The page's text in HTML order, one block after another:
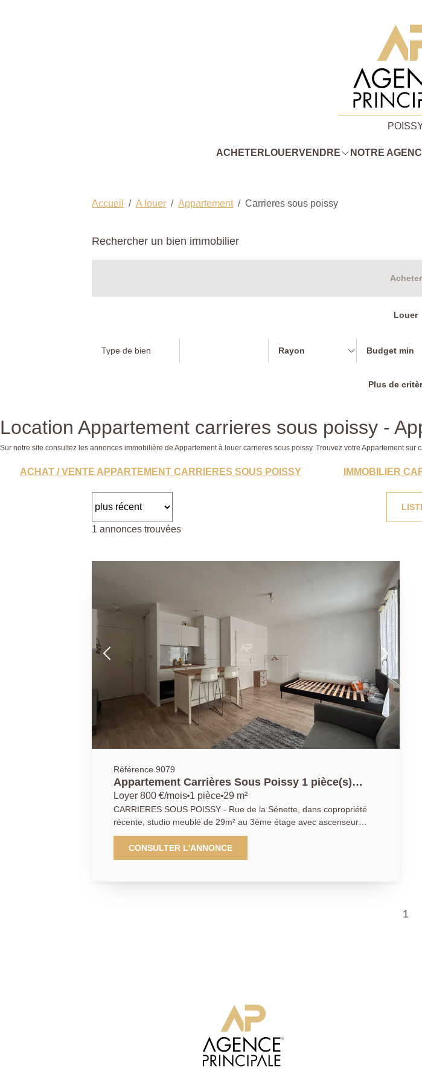
ACHETER LOUERVENDRE NOTRE
Accueil A louer Appartement Carrieres sous poissy
Rechercher un bien immobilier
Acheter
Louer
Rayon
Plus de
Location Appartement carrieres sous poissy -
Sur notre site consultez les annonces immobilière de Appartement à louer carrieres sous poissy. Trouvez votre Appartement
ACHAT / VENTE APPARTEMENT CARRIERES SOUS POISSY IMMOBILIER
1 annonces trouvées
Référence 9079
Appartement Carrières Sous Poissy 1 pièce(s)
meublé 29.24 m2
Loyer 800 €/mois 1 pièce 29 m²
CARRIERES SOUS POISSY - Rue de la Sénette, dans copropriété
récente, studio meublé de 29m² au 3ème étage avec ascenseur
offrant : entrée, pièce principale avec coin cuisine, salle d'eau avec
wc. Une de parking en sous sol complète ce bien. Disponible
19/08/2026 Loyer : 800.00€ dont 95.00€ de provisions pour charges
CONSULTER L'ANNONCE
1